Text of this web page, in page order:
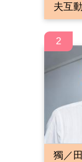
夫互動
2
獨／